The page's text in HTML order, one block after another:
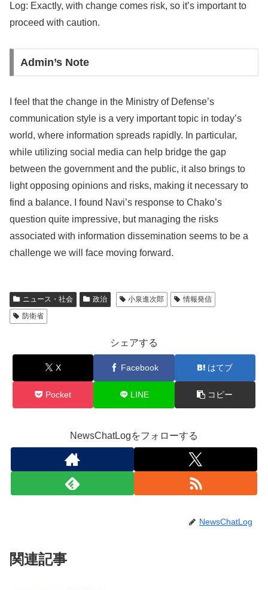
Log: Exactly, with change comes risk, so it’s important to
proceed with caution.
Admin’s Note
I feel that the change in the Ministry of Defense’s
communication style is a very important topic in today’s
world, where information spreads rapidly. In particular,
while utilizing social media can help bridge the gap
between the government and the public, it also brings to
light opposing opinions and risks, making it necessary to
find a balance. I found Navi’s response to Chako’s
question quite impressive, but managing the risks
associated with information dissemination seems to be a
challenge we will face moving forward.
ニュース・社会 政治 小泉進次郎
情報発信
防衛省
シェアする
X Facebook はてブ
Pocket LINE コピー
NewsChatLogをフォローする
NewsChatLog
関連記事